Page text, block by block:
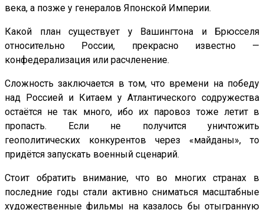
века, а позже у генералов Японской Империи.
Какой план существует у Вашингтона и Брюсселя
относительно России, прекрасно известно —
конфедерализация или расчленение.
Сложность заключается в том, что времени на победу
над Россией и Китаем у Атлантического содружества
остаётся не так много, ибо их паровоз тоже летит в
пропасть. Если не получится уничтожить
геополитических конкурентов через «майданы», то
придётся запускать военный сценарий.
Стоит обратить внимание, что во многих странах в
последние годы стали активно сниматься масштабные
художественные фильмы на казалось бы отыгранную